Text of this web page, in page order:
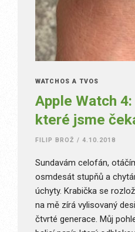
WATCHOS A TVOS
Apple Watch
které jsme
FILIP BROŽ / 4.10.2018
Sundavám celofán,
osmdesát stupňů a
úchyty. Krabička se
na mě zírá vylisovaný
čtvrté generace. Můj